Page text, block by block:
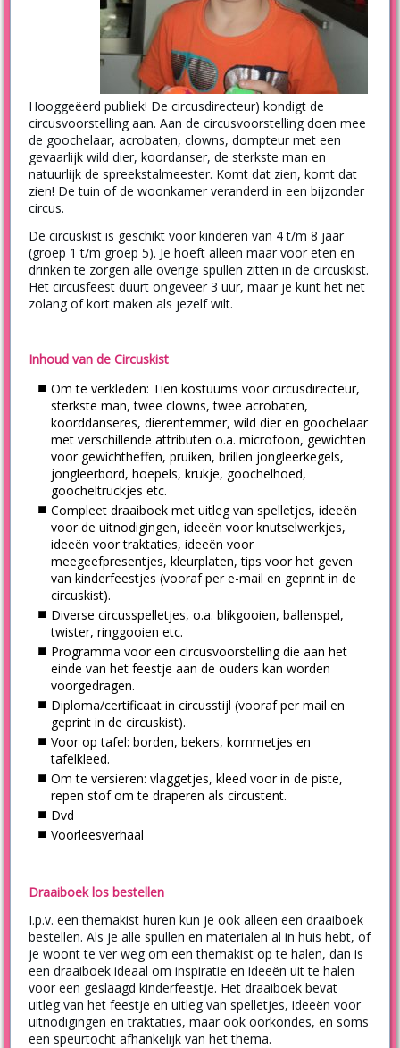
Hooggeëerd publiek! De circusdirecteur) kondigt de
circusvoorstelling aan. Aan de circusvoorstelling doen mee
de goochelaar, acrobaten, clowns, dompteur met een
gevaarlijk wild dier, koordanser, de sterkste man en
natuurlijk de spreekstalmeester. Komt dat zien, komt dat
zien! De tuin of de woonkamer veranderd in een bijzonder
circus.
De circuskist is geschikt voor kinderen van 4 t/m 8 jaar
(groep 1 t/m groep 5). Je hoeft alleen maar voor eten en
drinken te zorgen alle overige spullen zitten in de circuskist.
Het circusfeest duurt ongeveer 3 uur, maar je kunt het net
zolang of kort maken als jezelf wilt.
Inhoud van de Circuskist
Om te verkleden: Tien kostuums voor circusdirecteur,
sterkste man, twee clowns, twee acrobaten,
koorddanseres, dierentemmer, wild dier en goochelaar
met verschillende attributen o.a. microfoon, gewichten
voor gewichtheffen, pruiken, brillen jongleerkegels,
jongleerbord, hoepels, krukje, goochelhoed,
goocheltruckjes etc.
Compleet draaiboek met uitleg van spelletjes, ideeën
voor de uitnodigingen, ideeën voor knutselwerkjes,
ideeën voor traktaties, ideeën voor
meegeefpresentjes, kleurplaten, tips voor het geven
van kinderfeestjes (vooraf per e-mail en geprint in de
circuskist).
Diverse circusspelletjes, o.a. blikgooien, ballenspel,
twister, ringgooien etc.
Programma voor een circusvoorstelling die aan het
einde van het feestje aan de ouders kan worden
voorgedragen.
Diploma/certificaat in circusstijl (vooraf per mail en
geprint in de circuskist).
Voor op tafel: borden, bekers, kommetjes en
tafelkleed.
Om te versieren: vlaggetjes, kleed voor in de piste,
repen stof om te draperen als circustent.
Dvd
Voorleesverhaal
Draaiboek los bestellen
I.p.v. een themakist huren kun je ook alleen een draaiboek
bestellen. Als je alle spullen en materialen al in huis hebt, of
je woont te ver weg om een themakist op te halen, dan is
een draaiboek ideaal om inspiratie en ideeën uit te halen
voor een geslaagd kinderfeestje. Het draaiboek bevat
uitleg van het feestje en uitleg van spelletjes, ideeën voor
uitnodigingen en traktaties, maar ook oorkondes, en soms
een speurtocht afhankelijk van het thema.